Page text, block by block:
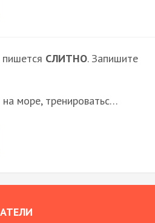
СЛИТНО. Запишите
море, тренироватьс…